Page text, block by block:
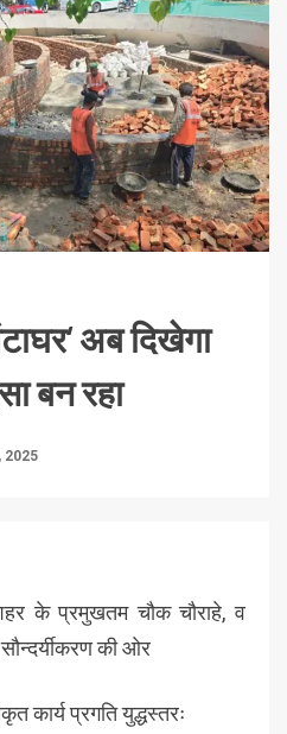
अब दिखेगा
बन रहा
2025
के प्रमुखतम चौक चौराहे, व
की ओर
कार्य प्रगति युद्धस्तरः